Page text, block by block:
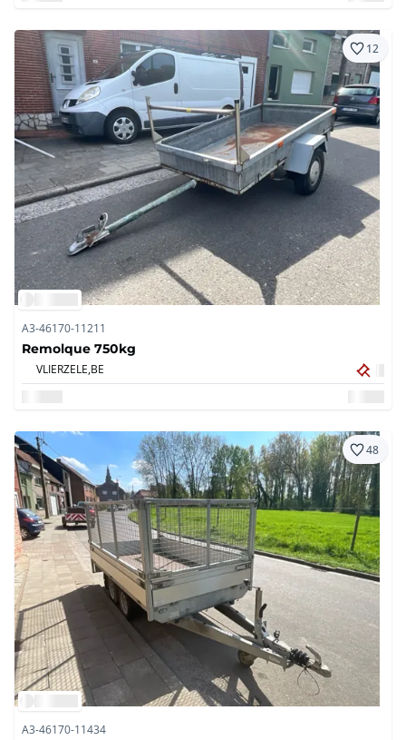
12
A3-46170-11211
Remolque 750kg
VLIERZELE,BE
48
A3-46170-11434